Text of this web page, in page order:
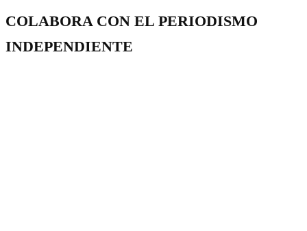
COLABORA CON EL PERIODISMO
INDEPENDIENTE